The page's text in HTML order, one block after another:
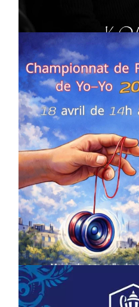
On
COMPÉTITIONS CULTURE EN
Championnat de
le 18 avril – Paris
On18/03/2026by